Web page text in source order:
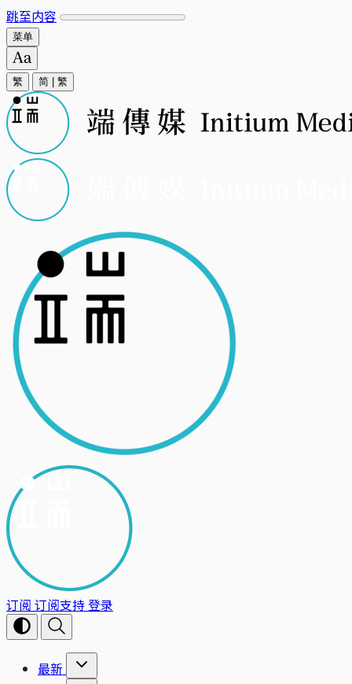
跳至内容
菜单
繁 简 繁
订阅 订阅支持登录
最新